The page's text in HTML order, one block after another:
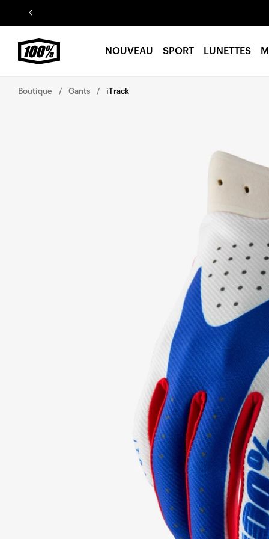
Aller au
contenu
NOUVEAU SPORT LUNETTES
Boutique Gants iTrack